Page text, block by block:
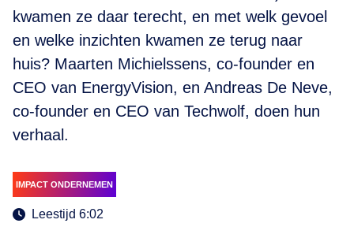
kwamen ze daar terecht, en met welk gevoel
en welke inzichten kwamen ze terug naar
huis? Maarten Michielssens, co-founder en
CEO van EnergyVision, en Andreas De Neve,
co-founder en CEO van Techwolf, doen hun
verhaal.
IMPACT ONDERNEMEN
Leestijd 6:02